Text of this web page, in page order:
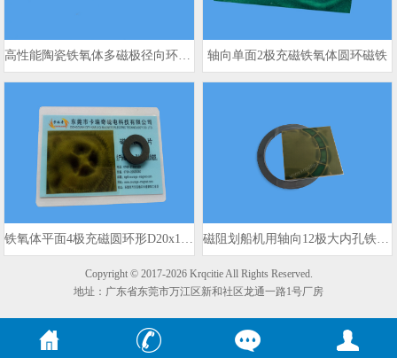
轴向单面2极充磁铁氧体圆环磁铁
铁氧体平面4极充磁圆环形D20x10x3mm 980gs 磁阻划船机用轴向12极大内孔铁氧体磁环
Copyright © 2017-2026 Krqcitie All Rights Reserved.
地址：广东省东莞市万江区新和社区龙通一路1号厂房